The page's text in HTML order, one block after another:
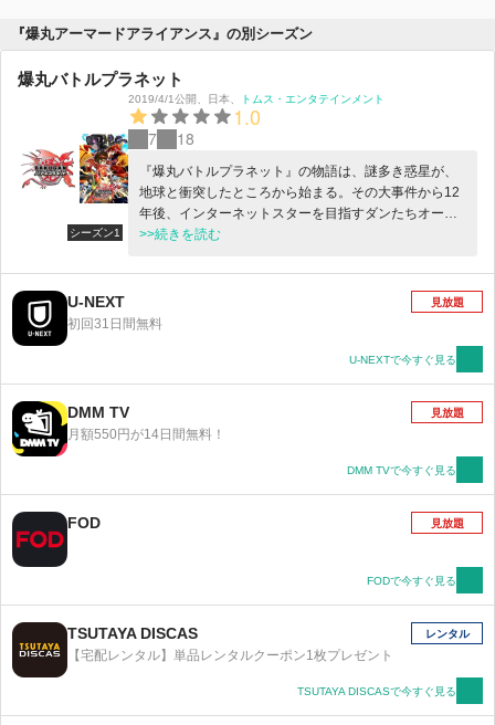
『爆丸アーマードアライアンス』の別シーズン
爆丸バトルプラネット
シーズン1
2019/4/1公開 日本 トムス・エンタテインメント
1.0
7 18
『爆丸バトルプラネット』の物語は、謎多き惑星が、
地球と衝突したところから始まる。その大事件から12
年後、インターネットスターを目指すダンたちオーサ
ム・ワンのメンバーは、地球と謎の惑星が衝突した場
していると、大きな赤いドラゴンへと変身する「ドラ
ゴ」と名乗る爆丸に出会う。 各地で同じように、子供
たちが爆丸を手に入れ様々なトラブルが起こる中、ダ
た爆丸たちと絆を深めながらトラブルを解決してい
く。 しかしその裏では、強大な力を持つ闇の存在が産
声をあげようとしていた・・・・・・。 ダンとドラ
ゴ、そしてその仲間たちの闘いがいま始まる！！
>>続きを読む
U-NEXT
初回31日間無料
見放題
U-NEXTで今すぐ見る
DMM TV
月額550円が14日間無料！
見放題
DMM TVで今すぐ見る
FOD 見放題
FODで今すぐ見る
TSUTAYA DISCAS
【宅配レンタル】単品レンタルクーポン1枚プレゼント
レンタル
TSUTAYA DISCASで今すぐ見る